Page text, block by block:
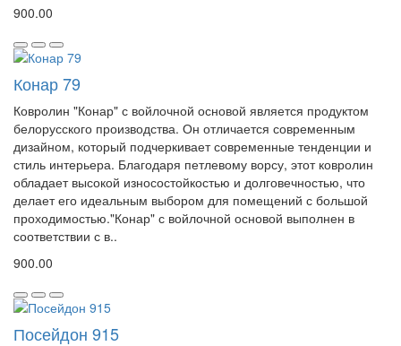
900.00
Конар 79
Ковролин "Конар" с войлочной основой является продуктом
белорусского производства. Он отличается современным
дизайном, который подчеркивает современные тенденции и
стиль интерьера. Благодаря петлевому ворсу, этот ковролин
обладает высокой износостойкостью и долговечностью, что
делает его идеальным выбором для помещений с большой
проходимостью."Конар" с войлочной основой выполнен в
соответствии с в..
900.00
Посейдон 915